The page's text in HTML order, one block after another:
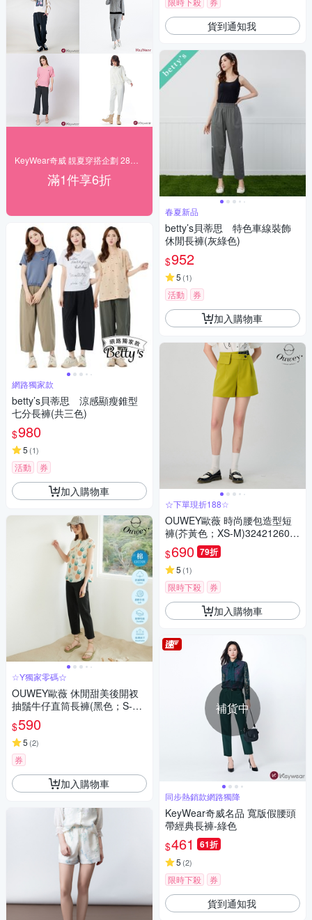
滿1件享6折
網路獨家款
betty’s貝蒂思 涼感顯瘦錐型
七分長褲(共三色)
$980
5 (1)
活動 券
加入購物車
☆Y獨家零碼☆
OUWEY歐薇 休閒甜美後開衩
抽鬚牛仔直筒長褲(黑色；S-L)3
232328639
$590
5 (2)
券
加入購物車
貨到通知我
春夏新品
betty’s貝蒂思 特色車線裝飾
休閒長褲(灰綠色)
$952
5 (1)
活動 券
加入購物車
☆下單現折188☆
OUWEY歐薇 時尚腰包造型短
褲(芥黃色；XS-M)324212601
$690 79折
5 (1)
限時下殺 券
加入購物車
補貨中
同步熱銷款網路獨降
KeyWear奇威名品 寬版假腰頭
帶經典長褲-綠色
$461 61折
5 (2)
限時下殺 券
貨到通知我